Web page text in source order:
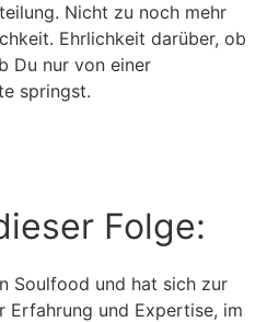
Nicht zu noch mehr
Ehrlichkeit darüber, ob
Du nur von einer
springst.
Folge:
Soulfood und hat sich zur
Erfahrung und Expertise, im